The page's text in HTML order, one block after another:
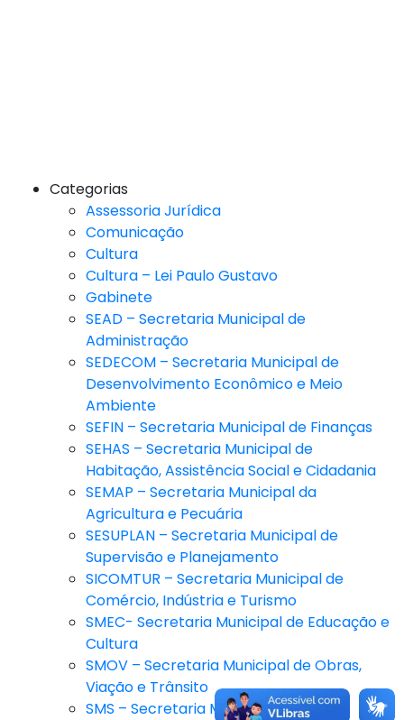
Categorias
Assessoria Jurídica
Comunicação
Cultura
Cultura – Lei Paulo Gustavo
Gabinete
SEAD – Secretaria Municipal de
Administração
SEDECOM – Secretaria Municipal de
Desenvolvimento Econômico e Meio
Ambiente
SEFIN – Secretaria Municipal de Finanças
SEHAS – Secretaria Municipal de
Habitação, Assistência Social e Cidadania
SEMAP – Secretaria Municipal da
Agricultura e Pecuária
SESUPLAN – Secretaria Municipal de
Supervisão e Planejamento
SICOMTUR – Secretaria Municipal de
Comércio, Indústria e Turismo
SMEC- Secretaria Municipal de Educação e
Cultura
SMOV – Secretaria Municipal de Obras,
Viação e Trânsito
SMS – Secretaria Municipal de Saúde